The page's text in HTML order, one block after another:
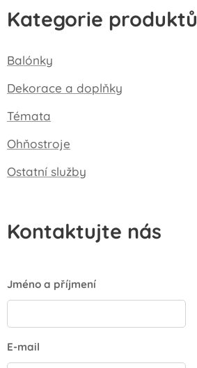
Kategorie produktů
Balónky
Dekorace a doplňky
Témata
Ohňostroje
Ostatní služby
Kontaktujte nás
Jméno a příjmení
E-mail